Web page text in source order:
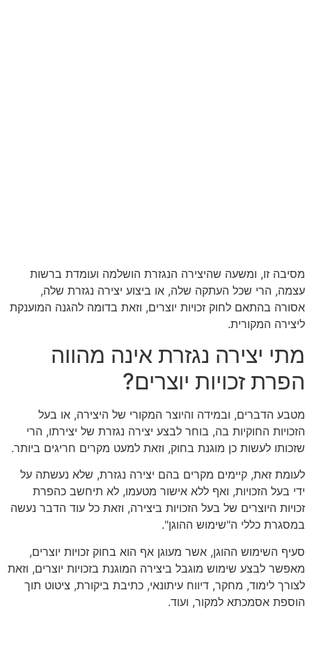
מסיבה זו, ומשעה שהיצירה הנגזרת הושלמה ועומדת ברשות
עצמה, הרי שכל העתקה שלה, או ביצוע יצירה נגזרת שלה,
אסורה בהתאם לחוק זכויות יוצרים, וזאת בדומה להגנה המוענקת
ליצירה המקורית.
מתי יצירה נגזרת אינה מהווה
הפרת זכויות יוצרים?
מטבע הדברים, ובמידה והיוצר המקורי של היצירה, או בעל
הזכויות החוקיות בה, בוחר לבצע יצירה נגזרת של יצירתו, הרי
שזכותו לעשות כן מוגנת בחוק, וזאת למעט מקרים חריגים ביותר.
לעומת זאת, קיימים מקרים בהם יצירה נגזרת, שלא נעשתה על
ידי בעל הזכויות, ואף ללא אישור מטעמו, לא תיחשב כהפרת
זכויות היוצרים של בעל הזכויות ביצירה, וזאת כל עוד הדבר נעשה
במסגרת כללי ה"שימוש ההוגן".
סעיף השימוש ההוגן, אשר מעוגן אף הוא בחוק זכויות יוצרים,
מאפשר לבצע שימוש מוגבל ביצירה המוגנת בזכויות יוצרים, וזאת
לצורך לימוד, מחקר, דיווח עיתונאי, כתיבת ביקורת, ציטוט תוך
הוספת אסמכתא למקור, ועוד.